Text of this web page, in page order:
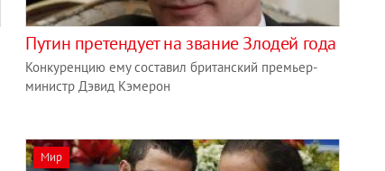
Путин претендует на звание Злодей года
Конкуренцию ему составил британский премьер-
министр Дэвид Кэмерон
Мир